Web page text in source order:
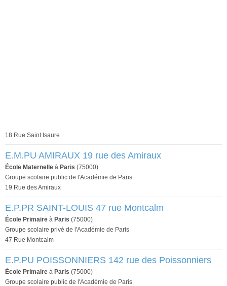
18 Rue Saint Isaure
E.M.PU AMIRAUX 19 rue des Amiraux
École Maternelle à Paris (75000)
Groupe scolaire public de l'Académie de Paris
19 Rue des Amiraux
E.P.PR SAINT-LOUIS 47 rue Montcalm
École Primaire à Paris (75000)
Groupe scolaire privé de l'Académie de Paris
47 Rue Montcalm
E.P.PU POISSONNIERS 142 rue des Poissonniers
École Primaire à Paris (75000)
Groupe scolaire public de l'Académie de Paris